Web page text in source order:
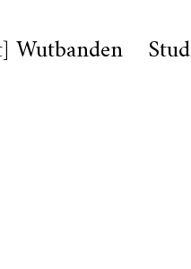
Wutbanden